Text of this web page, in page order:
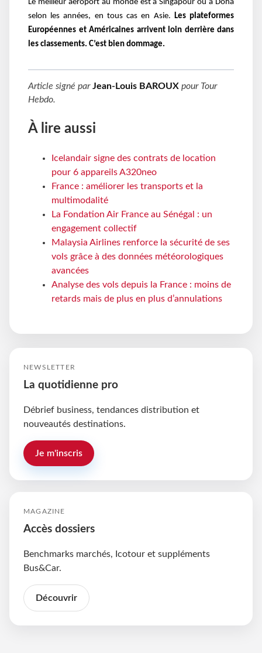
Le meilleur aéroport au monde est à Singapour ou à Doha
selon les années, en tous cas en Asie. Les plateformes
Européennes et Américaines arrivent loin derrière dans
les classements. C’est bien dommage.
Article signé parJean-Louis BAROUX pour Tour
Hebdo.
À lire aussi
Icelandair signe des contrats de location
pour 6 appareils A320neo
France : améliorer les transports et la
multimodalité
La Fondation Air France au Sénégal : un
engagement collectif
Malaysia Airlines renforce la sécurité de ses
vols grâce à des données météorologiques
avancées
Analyse des vols depuis la France : moins de
retards mais de plus en plus d’annulations
NEWSLETTER
La quotidienne pro
Débrief business, tendances distribution et
nouveautés destinations.
Je m'inscris
MAGAZINE
Accès dossiers
Benchmarks marchés, Icotour et suppléments
Bus&Car.
Découvrir